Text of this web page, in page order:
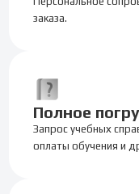
заказа.
Полное
Запрос учебных
оплаты обучения и